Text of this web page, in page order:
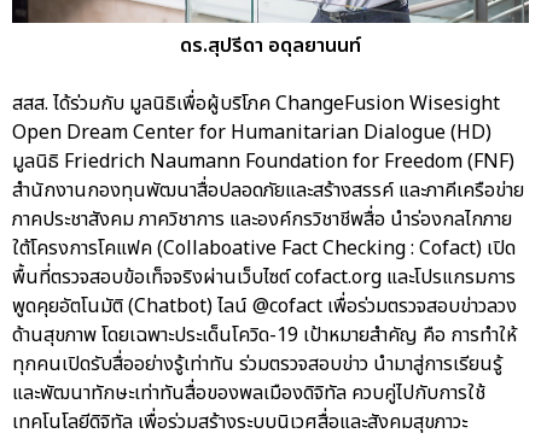
ดร.สุปรีดา อดุลยานนท์
สสส. ได้ร่วมกับ มูลนิธิเพื่อผู้บริโภค ChangeFusion Wisesight
Open Dream Center for Humanitarian Dialogue (HD)
มูลนิธิ Friedrich Naumann Foundation for Freedom (FNF)
สำนักงานกองทุนพัฒนาสื่อปลอดภัยและสร้างสรรค์ และภาคีเครือข่าย
ภาคประชาสังคม ภาควิชาการ และองค์กรวิชาชีพสื่อ นำร่องกลไกภาย
ใต้โครงการโคแฟค (Collaboative Fact Checking : Cofact) เปิด
พื้นที่ตรวจสอบข้อเท็จจริงผ่านเว็บไซต์ cofact.org และโปรแกรมการ
พูดคุยอัตโนมัติ (Chatbot) ไลน์ @cofact เพื่อร่วมตรวจสอบข่าวลวง
ด้านสุขภาพ โดยเฉพาะประเด็นโควิด-19 เป้าหมายสำคัญ คือ การทำให้
ทุกคนเปิดรับสื่ออย่างรู้เท่าทัน ร่วมตรวจสอบข่าว นำมาสู่การเรียนรู้
และพัฒนาทักษะเท่าทันสื่อของพลเมืองดิจิทัล ควบคู่ไปกับการใช้
เทคโนโลยีดิจิทัล เพื่อร่วมสร้างระบบนิเวศสื่อและสังคมสุขภาวะ